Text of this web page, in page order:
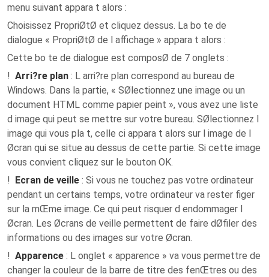
menu suivant appara t alors :
Choisissez PropriØtØ et cliquez dessus. La bo te de
dialogue « PropriØtØ de l affichage » appara t alors :
Cette bo te de dialogue est composØ de 7 onglets :
! Arri?re plan : L arri?re plan correspond au bureau de
Windows. Dans la partie, « SØlectionnez une image ou un
document HTML comme papier peint », vous avez une liste
d image qui peut se mettre sur votre bureau. SØlectionnez l
image qui vous pla t, celle ci appara t alors sur l image de l
Øcran qui se situe au dessus de cette partie. Si cette image
vous convient cliquez sur le bouton OK.
!
Ecran de veille : Si vous ne touchez pas votre ordinateur
pendant un certains temps, votre ordinateur va rester figer
sur la mŒme image. Ce qui peut risquer d endommager l
Øcran. Les Øcrans de veille permettent de faire dØfiler des
informations ou des images sur votre Øcran.
! Apparence : L onglet « apparence » va vous permettre de
changer la couleur de la barre de titre des fenŒtres ou des